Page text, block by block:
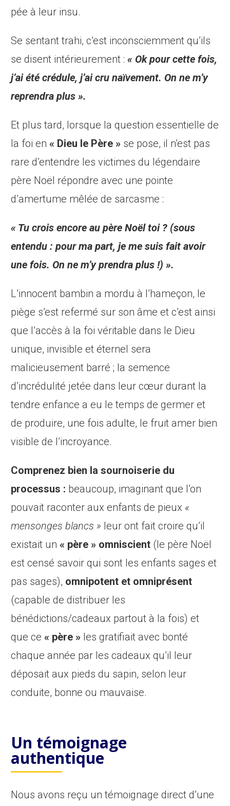
pée à leur insu.
Se sentant trahi, c’est inconsciemment qu’ils
se disent intérieurement :« Ok pour cette fois,
j’ai été crédule, j’ai cru naïvement. On ne m’y
reprendra plus ».
Et plus tard, lorsque la question essentielle de
la foi en« Dieu le Père » se pose, il n’est pas
rare d’entendre les victimes du légendaire
père Noël répondre avec une pointe
d’amertume mêlée de sarcasme :
« Tu crois encore au père Noël toi ? (sous
entendu : pour ma part, je me suis fait avoir
une fois. On ne m’y prendra plus !) ».
L’innocent bambin a mordu à l’hameçon, le
piège s’est refermé sur son âme et c’est ainsi
que l’accès à la foi véritable dans le Dieu
unique, invisible et éternel sera
malicieusement barré ; la semence
d’incrédulité jetée dans leur cœur durant la
tendre enfance a eu le temps de germer et
de produire, une fois adulte, le fruit amer bien
visible de l’incroyance.
Comprenez bien la sournoiserie du
processus : beaucoup, imaginant que l’on
pouvait raconter aux enfants de pieux «
mensonges blancs » leur ont fait croire qu’il
existait un« père » omniscient (le père Noël
est censé savoir qui sont les enfants sages et
pas sages), omnipotent et omniprésent
(capable de distribuer les
bénédictions/cadeaux partout à la fois) et
que ce« père » les gratifiait avec bonté
chaque année par les cadeaux qu’il leur
déposait aux pieds du sapin, selon leur
conduite, bonne ou mauvaise.
Un témoignage
authentique
Nous avons reçu un témoignage direct d’une